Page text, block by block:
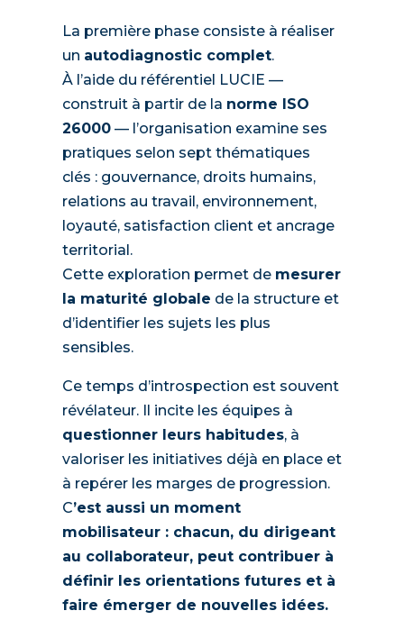
La première phase consiste à réaliser
un autodiagnostic complet.
À l’aide du référentiel LUCIE —
construit à partir de la norme ISO
26000— l’organisation examine ses
pratiques selon sept thématiques
clés : gouvernance, droits humains,
relations au travail, environnement,
loyauté, satisfaction client et ancrage
territorial.
Cette exploration permet de mesurer
la maturité globale de la structure et
d’identifier les sujets les plus
sensibles.
Ce temps d’introspection est souvent
révélateur. Il incite les équipes à
questionner leurs habitudes, à
valoriser les initiatives déjà en place et
à repérer les marges de progression.
C’est aussi un moment
mobilisateur : chacun, du dirigeant
au collaborateur, peut contribuer à
définir les orientations futures et à
faire émerger de nouvelles idées.